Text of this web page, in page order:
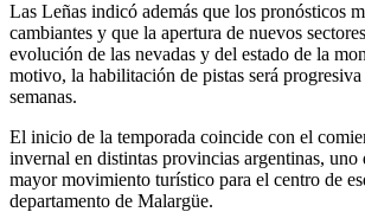
Las Leñas indicó además que los pronósticos
cambiantes y que la apertura de nuevos
evolución de las nevadas y del estado de la
motivo, la habilitación de pistas será
semanas.
El inicio de la temporada coincide con el
invernal en distintas provincias argentinas, uno
mayor movimiento turístico para el centro de
departamento de Malargüe.